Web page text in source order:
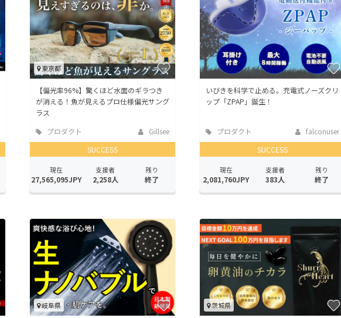
東京都
【偏光率96%】驚くほど水面のギラつき
が消える！魚が見えるプロ仕様偏光サング
ラス
プロダクト
Gillsee
SUCCESS
現在
27,565,095JPY
支援者
2,258人
残り
終了
いびきを科学で止める。充電式ノーズクリ
ップ「ZPAP」誕生！
プロダクト
falconuser
SUCCESS
現在
2,081,760JPY
支援者
383人
残り
終了
岐阜県 茨城県